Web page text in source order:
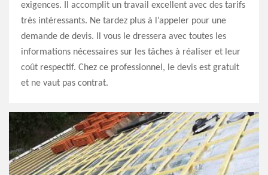
exigences. Il accomplit un travail excellent avec des tarifs
très intéressants. Ne tardez plus à l’appeler pour une
demande de devis. Il vous le dressera avec toutes les
informations nécessaires sur les tâches à réaliser et leur
coût respectif. Chez ce professionnel, le devis est gratuit
et ne vaut pas contrat.